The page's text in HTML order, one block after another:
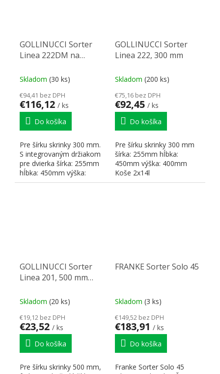
GOLLINUCCI Sorter
Linea 222DM na
ôše
Skladom (30 ks)
€94,41 bez DPH
€116,12 / ks
Do košíka
Pre šírku skrinky 300 mm.
S integrovaným držiakom
pre dvierka šírka: 255mm
hĺbka: 450mm výška:
400mm Koše 2x14l
GOLLINUCCI Sorter
Linea 222, 300 mm
Skladom (200 ks)
€75,16 bez DPH
€92,45 / ks
Do košíka
Pre šírku skrinky 300 mm
šírka: 255mm hĺbka:
450mm výška: 400mm
Koše 2x14l
GOLLINUCCI Sorter
Linea 201, 500 mm
Skladom (20 ks)
€19,12 bez DPH
€23,52 / ks
Do košíka
Pre šírku skrinky 500 mm,
FRANKE Sorter Solo 45
Skladom (3 ks)
€149,52 bez DPH
€183,91 / ks
Do košíka
Franke Sorter Solo 45